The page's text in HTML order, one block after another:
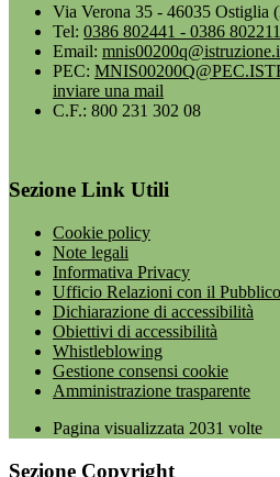
Via Verona 35 - 46035 Ostiglia
Tel: 0386 802441 - 0386 802211
Email:
PEC:
inviare una mail
C.F.: 800 231 302 08
Sezione Link Utili
Cookie policy
Note legali
Informativa Privacy
Ufficio Relazioni con il Pubblico
Dichiarazione di accessibilità
Obiettivi di accessibilità
Whistleblowing
Gestione consensi cookie
Amministrazione trasparente
Pagina visualizzata 2031 volte
Sezione Copyright